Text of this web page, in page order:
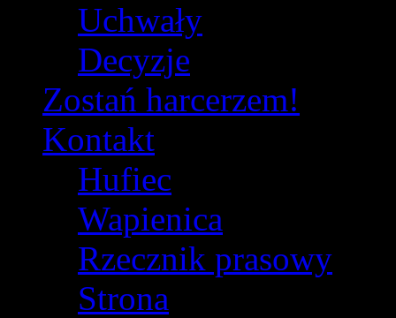
Uchwały
Decyzje
Zostań harcerzem!
Kontakt
Hufiec
Wapienica
Rzecznik prasowy
Strona